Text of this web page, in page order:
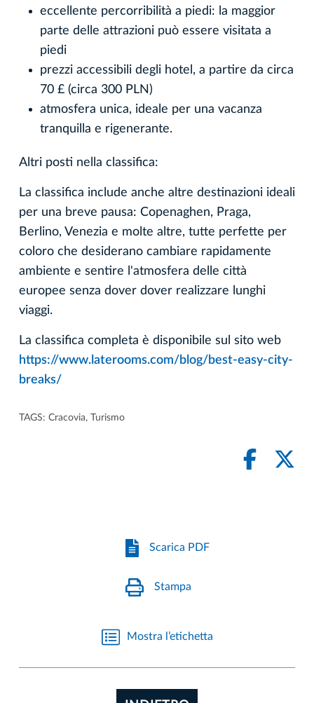
eccellente percorribilità a piedi: la maggior
parte delle attrazioni può essere visitata a
piedi
prezzi accessibili degli hotel, a partire da circa
70 £ (circa 300 PLN)
atmosfera unica, ideale per una vacanza
tranquilla e rigenerante.
Altri posti nella classifica:
La classifica include anche altre destinazioni ideali
per una breve pausa: Copenaghen, Praga,
Berlino, Venezia e molte altre, tutte perfette per
coloro che desiderano cambiare rapidamente
ambiente e sentire l'atmosfera delle città
europee senza dover dover realizzare lunghi
viaggi.
La classifica completa è disponibile sul sito web
https://www.laterooms.com/blog/best-easy-city-
breaks/
TAGS: Cracovia, Turismo
Scarica PDF
Stampa
Mostra l’etichetta